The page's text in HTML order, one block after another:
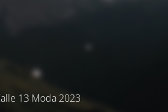
13 Moda 2023